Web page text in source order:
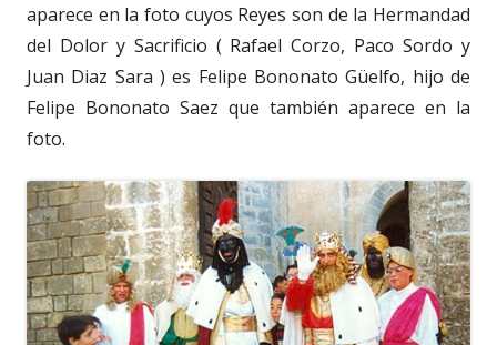
aparece en la foto cuyos Reyes son de la Hermandad
del Dolor y Sacrificio ( Rafael Corzo, Paco Sordo y
Juan Diaz Sara ) es Felipe Bononato Güelfo, hijo de
Felipe Bononato Saez que también aparece en la
foto.